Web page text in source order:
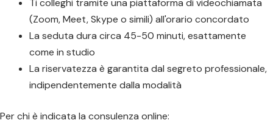
(Zoom, Meet, Skype o simili) all'orario concordato
La seduta dura circa 45-50 minuti, esattamente
come in studio
La riservatezza è garantita dal segreto professionale,
indipendentemente dalla modalità
Per chi è indicata la consulenza online: